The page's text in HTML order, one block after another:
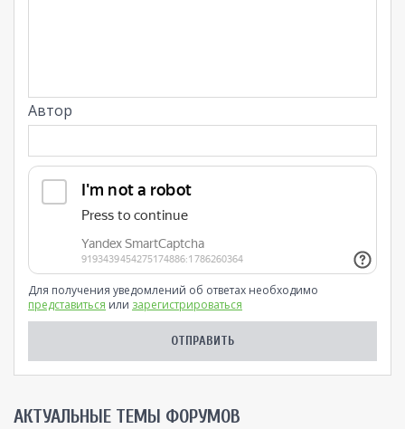
Автор
Для получения уведомлений об ответах необходимо
представиться или зарегистрироваться
AКТУАЛЬНЫЕ ТЕМЫ ФОРУМОВ